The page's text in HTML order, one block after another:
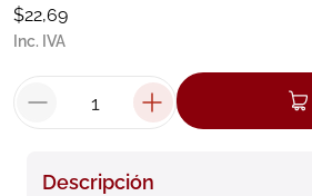
$22,69
Inc. IVA
Descripción
.
cerave
7. isdin